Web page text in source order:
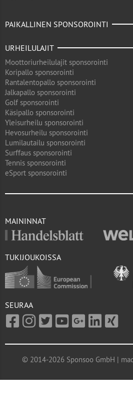
PAIKALLINEN SPONSOROINTI
URHEILULAJIT
Moottoriurheilulajit sponsorointi
Koripallo sponsorointi
Rantalentopallo sponsorointi
Jalkapallo sponsorointi
Golf sponsorointi
Käsipallo sponsorointi
Yleisurheilu sponsorointi
Hevosurheilu sponsorointi
Lumilautailu sponsorointi
Surffaus sponsorointi
Tennis sponsorointi
eSport sponsorointi
MAININNAT
TUKIJOUKOISSA
SEURAA
© 2014-2026 Sponsoo GmbH |